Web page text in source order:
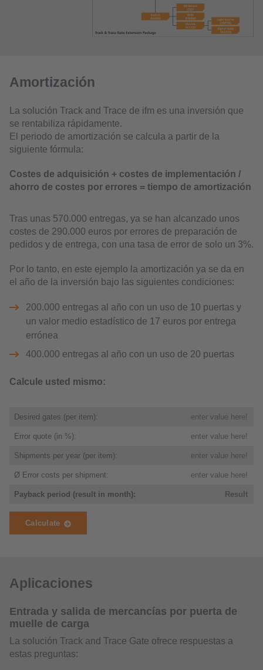
Amortización
La solución Track and Trace de ifm es una inversión que
se rentabiliza rápidamente.
El periodo de amortización se calcula a partir de la
siguiente fórmula:
Costes de adquisición + costes de implementación /
ahorro de costes por errores = tiempo de amortización
Tras unas 570.000 entregas, ya se han alcanzado unos
costes de 290.000 euros por errores de preparación de
pedidos y de entrega, con una tasa de error de solo un 3%.
Por lo tanto, en este ejemplo la amortización ya se da en
el año de la inversión bajo las siguientes condiciones:
200.000 entregas al año con un uso de 10 puertas y
un valor medio estadístico de 17 euros por entrega
errónea
400.000 entregas al año con un uso de 20 puertas
Calcule usted mismo:
Aplicaciones
Entrada y salida de mercancías por puerta de
muelle de carga
La solución Track and Trace Gate ofrece respuestas a
estas preguntas: